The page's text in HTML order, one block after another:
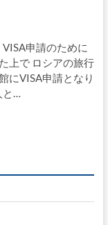
申請のために
上で ロシアの旅行
にVISA申請となり
と…